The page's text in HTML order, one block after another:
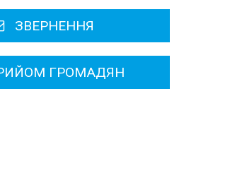
ради
ЗВЕРНЕННЯ
ГРОМАДЯН